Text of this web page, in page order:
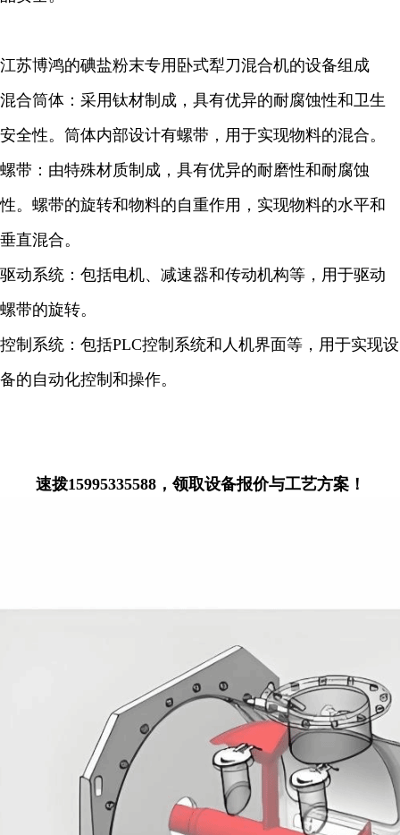
江苏博鸿的碘盐粉末专用卧式犁刀混合机的设备组成
混合筒体：采用钛材制成，具有优异的耐腐蚀性和卫生
安全性。筒体内部设计有螺带，用于实现物料的混合。
螺带：由特殊材质制成，具有优异的耐磨性和耐腐蚀
性。螺带的旋转和物料的自重作用，实现物料的水平和
垂直混合。
驱动系统：包括电机、减速器和传动机构等，用于驱动
螺带的旋转。
控制系统：包括PLC控制系统和人机界面等，用于实现设
备的自动化控制和操作。
速拨15995335588，领取设备报价与工艺方案！